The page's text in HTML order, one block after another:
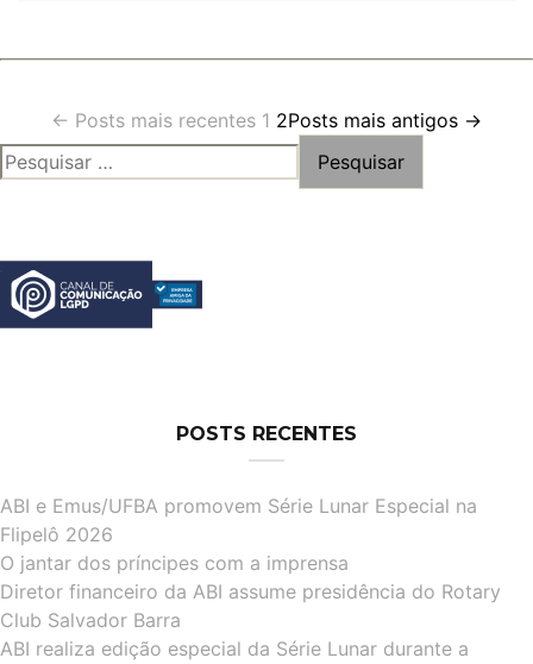
Paginação
de
← Posts mais recentes 1 2Posts mais antigos →
PESQUISAR
POR:
POSTS RECENTES
ABI e Emus/UFBA promovem Série Lunar Especial na
Flipelô 2026
O jantar dos príncipes com a imprensa
Diretor financeiro da ABI assume presidência do Rotary
Club Salvador Barra
ABI realiza edição especial da Série Lunar durante a